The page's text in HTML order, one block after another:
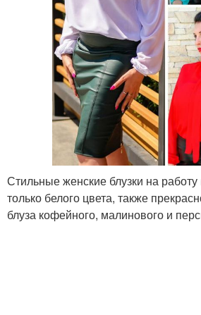
Стильные женские блузки на
только белого цвета, также
блуза кофейного, малинового и